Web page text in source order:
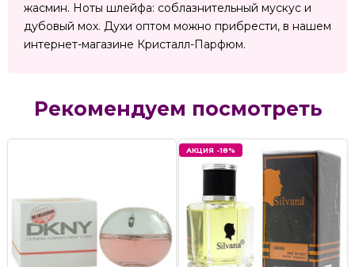
жасмин. Ноты шлейфа: соблазнительный мускус и
дубовый мох. Духи оптом можно прибрести, в нашем
интернет-магазине Кристалл-Парфюм.
Рекомендуем посмотреть
АКЦИЯ -18%